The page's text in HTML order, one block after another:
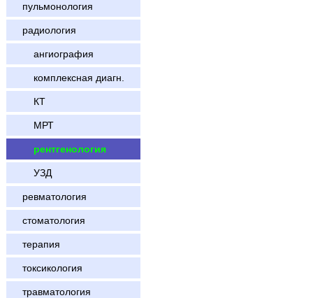
пульмонология
радиология
ангиография
комплексная диагн.
КТ
МРТ
рентгенология
УЗД
ревматология
стоматология
терапия
токсикология
травматология